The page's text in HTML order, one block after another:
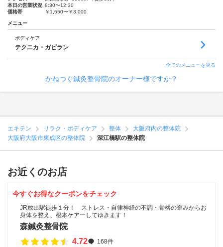
本日の営業状況 8:30〜12:30
価格帯
￥1,650〜￥3,000
メニュー
ボディケア
テクニカ・ガビラン
全てのメニューを見る
かねつぐ鍼灸整骨院のオーナー様ですか？
エキテン リラク・ボディケア 整体
大阪府内の整体院
大阪府大阪市東成区の整体院
深江橋駅の整体院
お近くのお店
今すぐお得なクーポンをチェック
JR放出駅徒歩１分！ ストレス・自律神経の不調・骨格の歪みからお
身体を整え、根本ケアーしてゆきます！
森鍼灸整骨院
4.72
168件